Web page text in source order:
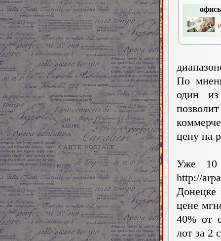
-
По
один из
цену на
Уже 10
http://
цене
40% от
лот за 2